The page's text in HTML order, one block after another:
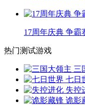
17周年庆典 争霸
热门测试游戏
三
七日
失控
诡影